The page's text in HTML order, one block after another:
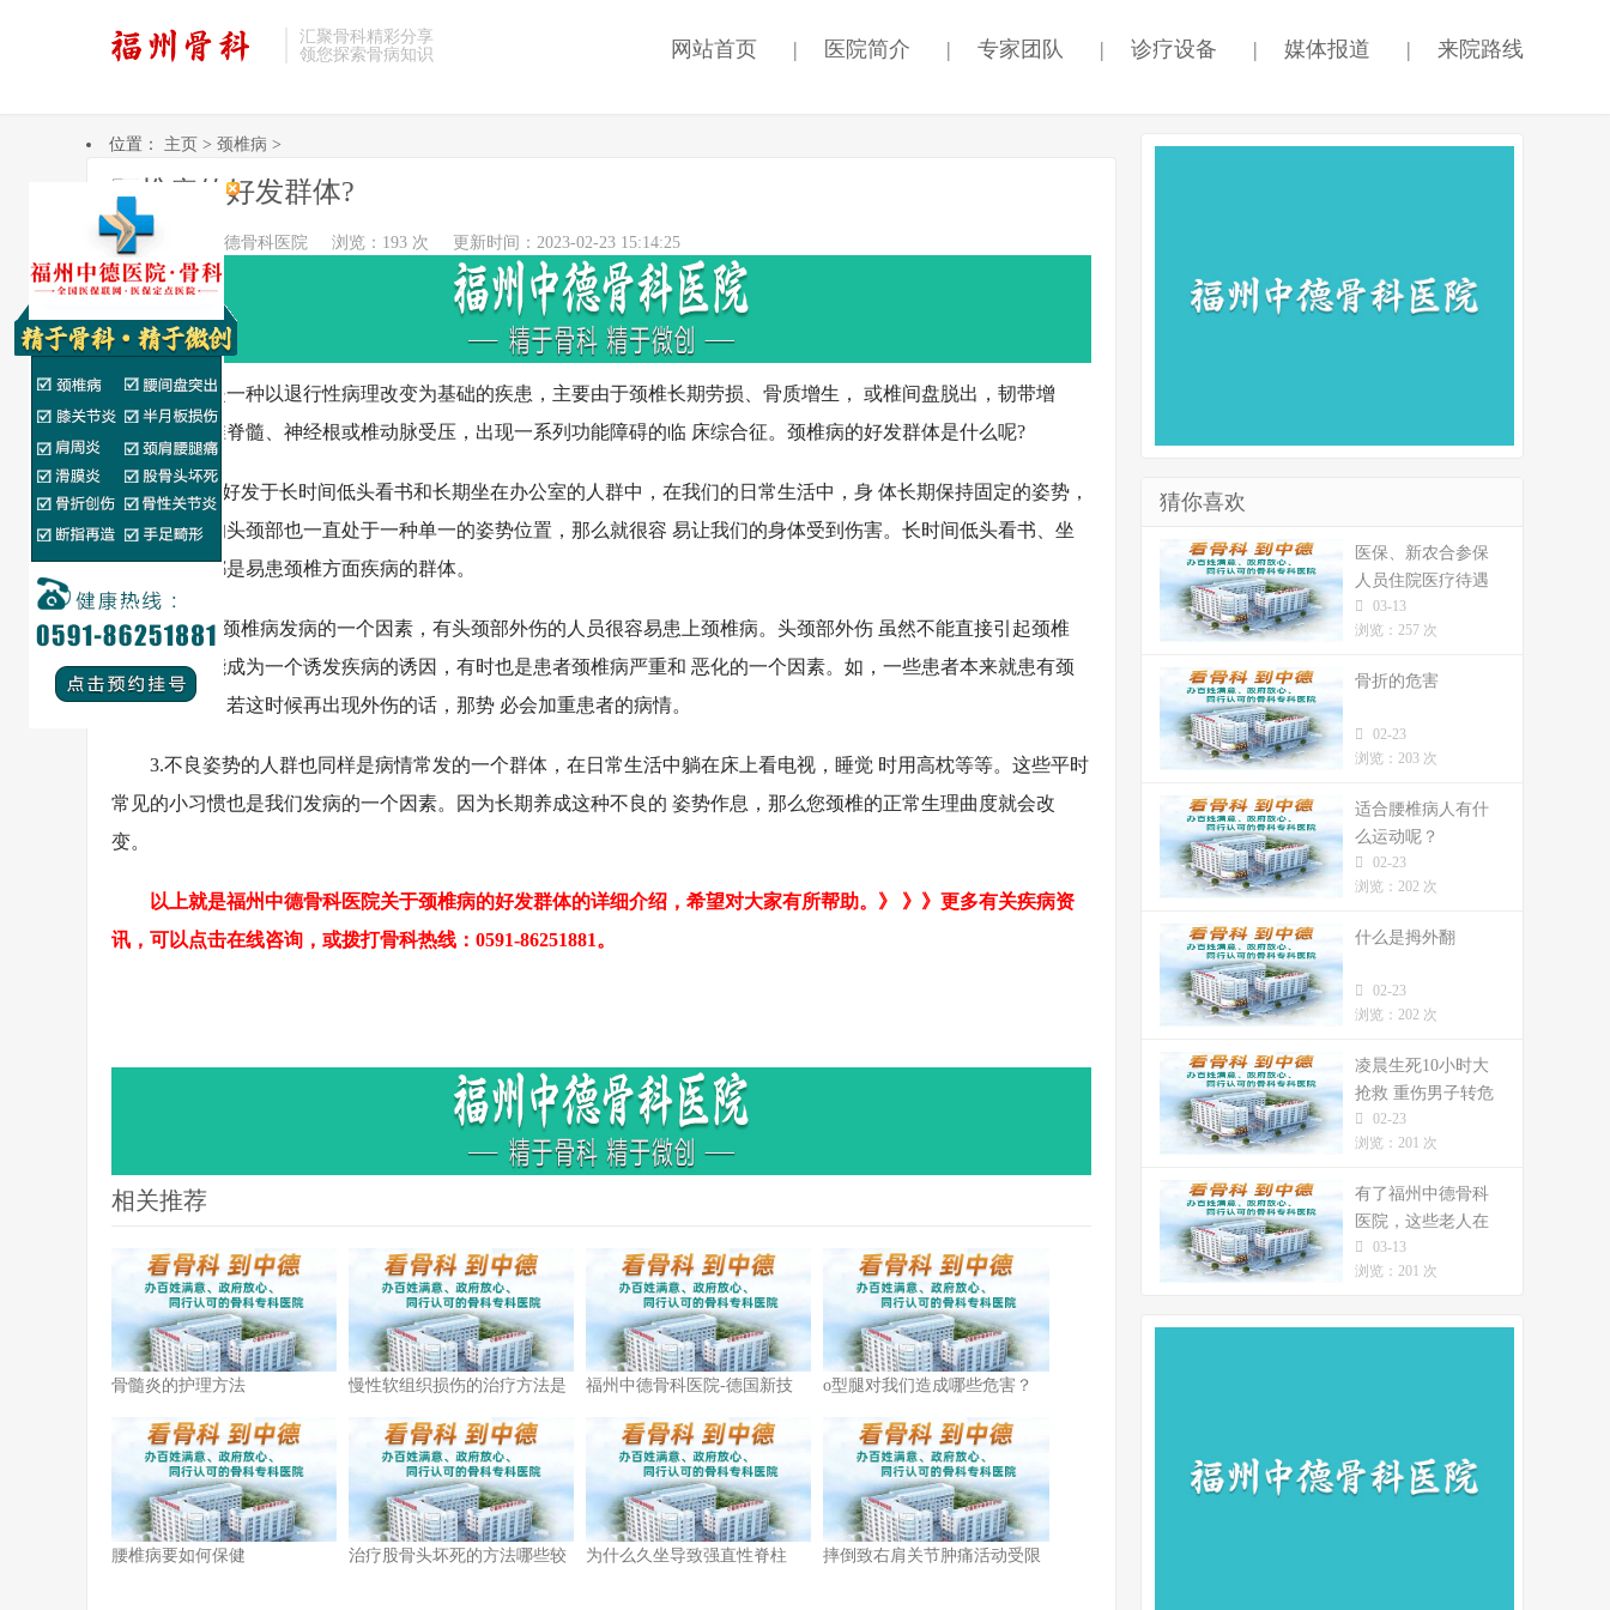
汇聚骨科精彩分享
领您探索骨病知识
网站首页 | 医院简介 | 专家团队 | 诊疗设备 | 媒体报道 | 来院路线
位置： 主页 > 颈椎病 >
颈椎病的好发群体?
作者：福州中德骨科医院 浏览：193 次 更新时间：2023-02-23 15:14:25
颈椎病是一种以退行性病理改变为基础的疾患，主要由于颈椎长期劳损、骨质增生， 或椎间盘脱出，韧带增
厚，致使颈椎脊髓、神经根或椎动脉受压，出现一系列功能障碍的临 床综合征。颈椎病的好发群体是什么呢?
1.颈椎病好发于长时间低头看书和长期坐在办公室的人群中，在我们的日常生活中，身 体长期保持固定的姿势，
并且，我们的头颈部也一直处于一种单一的姿势位置，那么就很容 易让我们的身体受到伤害。长时间低头看书、坐
办公室人员都是易患颈椎方面疾病的群体。
2.外伤是颈椎病发病的一个因素，有头颈部外伤的人员很容易患上颈椎病。头颈部外伤 虽然不能直接引起颈椎
病，但他却能成为一个诱发疾病的诱因，有时也是患者颈椎病严重和 恶化的一个因素。如，一些患者本来就患有颈
椎骨质增生，若这时候再出现外伤的话，那势 必会加重患者的病情。
3.不良姿势的人群也同样是病情常发的一个群体，在日常生活中躺在床上看电视，睡觉 时用高枕等等。这些平时
常见的小习惯也是我们发病的一个因素。因为长期养成这种不良的 姿势作息，那么您颈椎的正常生理曲度就会改
变。
以上就是福州中德骨科医院关于颈椎病的好发群体的详细介绍，希望对大家有所帮助。》 》》更多有关疾病资
讯，可以点击在线咨询，或拨打骨科热线：0591-86251881。
相关推荐
骨髓炎的护理方法
慢性软组织损伤的治疗方法是
福州中德骨科医院-德国新技
o型腿对我们造成哪些危害？
腰椎病要如何保健
治疗股骨头坏死的方法哪些较
为什么久坐导致强直性脊柱
摔倒致右肩关节肿痛活动受限
猜你喜欢
医保、新农合参保
人员住院医疗待遇
标准03-13
浏览：257 次
骨折的危害
02-23
浏览：203 次
适合腰椎病人有什
么运动呢？
02-23
浏览：202 次
什么是拇外翻
02-23
浏览：202 次
凌晨生死10小时大
抢救 重伤男子转危
为安02-23
浏览：201 次
有了福州中德骨科
医院，这些老人在
今年重阳节站起来
了
03-13
浏览：201 次